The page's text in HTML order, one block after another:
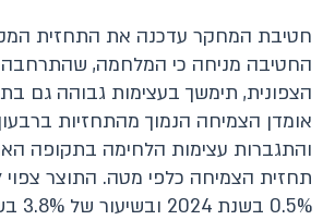
חטיבת המחקר עדכנה את התחזית
החטיבה מניחה כי המלחמה,
והתגברות עצימות הלחימה בתקופה
תחזית הצמיחה כלפי מטה. התוצר
0.5% בשנת 2024 ובשיעור של 3.8% בשנת 2025 (